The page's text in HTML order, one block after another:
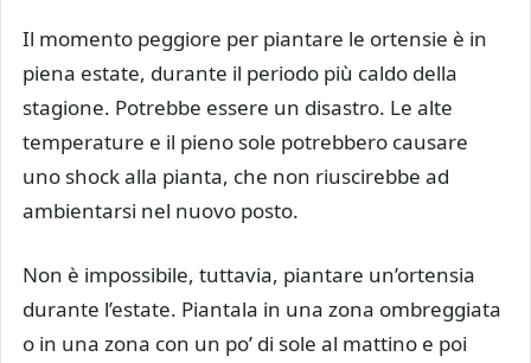
Il momento peggiore per piantare le ortensie è in
piena estate, durante il periodo più caldo della
stagione. Potrebbe essere un disastro. Le alte
temperature e il pieno sole potrebbero causare
uno shock alla pianta, che non riuscirebbe ad
ambientarsi nel nuovo posto.
Non è impossibile, tuttavia, piantare un’ortensia
durante l’estate. Piantala in una zona ombreggiata
o in una zona con un po’ di sole al mattino e poi